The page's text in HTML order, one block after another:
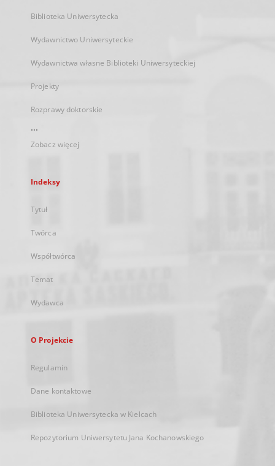
Biblioteka Uniwersytecka
Wydawnictwo Uniwersyteckie
Wydawnictwa własne Biblioteki Uniwersyteckiej
Projekty
Rozprawy doktorskie
...
Zobacz więcej
Indeksy
Tytuł
Twórca
Współtwórca
Temat
Wydawca
O Projekcie
Regulamin
Dane kontaktowe
Biblioteka Uniwersytecka w Kielcach
Repozytorium Uniwersytetu Jana Kochanowskiego